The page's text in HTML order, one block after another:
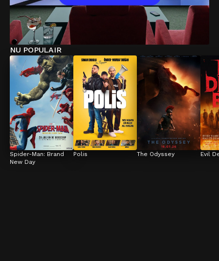
NU POPULAIR
Spider-Man: Brand
New Day
Polis The Odyssey Evil